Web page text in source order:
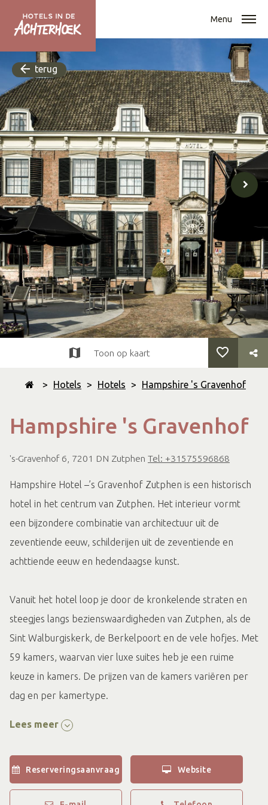
Menu
terug
> Hotels > Hotels > Hampshire 's Gravenhof
Hampshire 's Gravenhof
's-Gravenhof 6, 7201 DN Zutphen Tel: +31575596868
Toon op kaart
Hampshire Hotel –’s Gravenhof Zutphen is een historisch
hotel in het centrum van Zutphen. Het interieur vormt
een bijzondere combinatie van architectuur uit de
zeventiende eeuw, schilderijen uit de zeventiende en
achttiende eeuw en hedendaagse kunst.
Vanuit het hotel loop je door de kronkelende straten en
steegjes langs bezienswaardigheden van Zutphen, als de
Sint Walburgiskerk, de Berkelpoort en de vele hofjes. Met
59 kamers, waarvan vier luxe suites heb je een ruime
keuze in kamers. De prijzen van de kamers variëren per
dag en per kamertype.
Het Hampshire Hotel - 's Gravenhof in het centrum van
Zutphen is gevestigd op een toplocatie. Alleen al in het
hotel zelf komt de historie je tegemoet. Vanuit het hotel
loop je langs de bezienswaardigheden van Zutphen.
Lees meer
Reserveringsaanvraag Website